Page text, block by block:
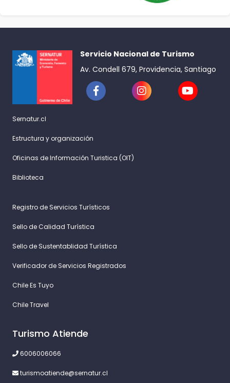
Servicio Nacional de Turismo
Av. Condell 679, Providencia, Santiago
Sernatur.cl
Estructura y organización
Oficinas de Información Turistica (OIT)
Biblioteca
Registro de Servicios Turísticos
Sello de Calidad Turística
Sello de Sustentablidad Turística
Verificador de Servicios Registrados
Chile Es Tuyo
Chile Travel
Turismo Atiende
6006006066
turismoatiende@sernatur.cl